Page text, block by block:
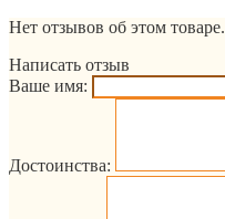
Нет отзывов об этом товаре.
Написать отзыв
Ваше имя:
Достоинства: